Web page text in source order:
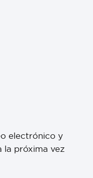
electrónico y
la próxima vez